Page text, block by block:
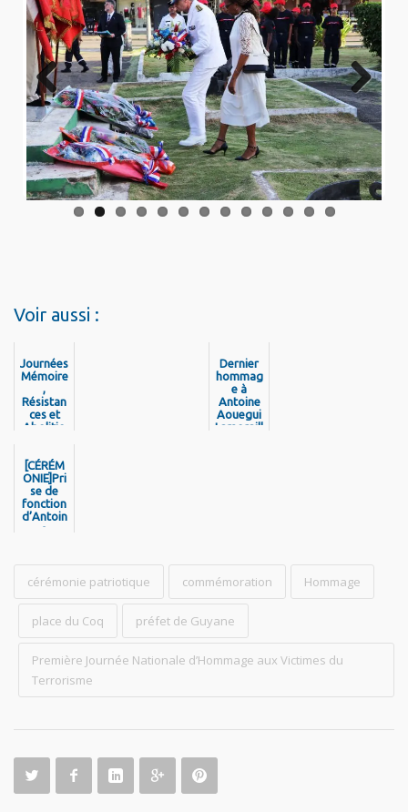
Previo
us
Next
Voir aussi :
Journées
Mémoire
,
Résistan
ces et
Abolitio
program
mation
riche et
engagée
Dernier
hommag
e à
Antoine
Aouegui
Lamoraill
[CÉRÉM
ONIE]Pri
se de
fonction
d’Antoin
e
Préfet
de la
Guyane
cérémonie patriotique commémoration Hommage
place du Coq préfet de Guyane
Première Journée Nationale d’Hommage aux Victimes du
Terrorisme